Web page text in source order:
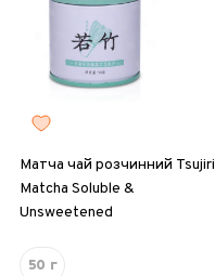
Матча чай розчинний Tsujiri
Matcha Soluble &
Unsweetened
50 г